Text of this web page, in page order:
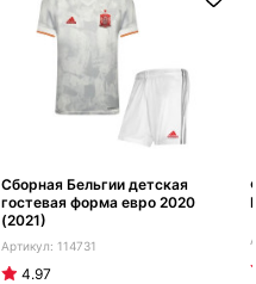
Сборная Бельгии детская
гостевая форма евро 2020
(2021)
114731
4.97